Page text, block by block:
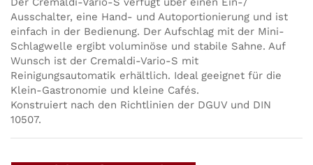
Ausschalter, eine Hand- und Autoportionierung und ist
einfach in der Bedienung. Der Aufschlag mit der Mini-
Schlagwelle ergibt voluminöse und stabile Sahne. Auf
Wunsch ist der Cremaldi-Vario-S mit
Reinigungsautomatik erhältlich. Ideal geeignet für die
Klein-Gastronomie und kleine Cafés.
Konstruiert nach den Richtlinien der DGUV und DIN
10507.